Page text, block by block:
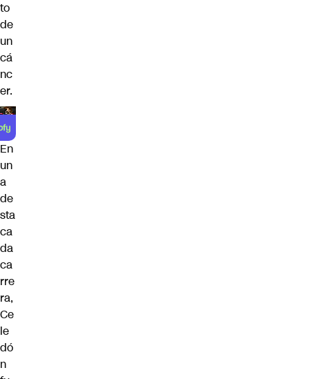
to
de
un
cá
nc
er.
En
un
a
de
sta
ca
da
ca
rre
ra,
Ce
le
dó
n